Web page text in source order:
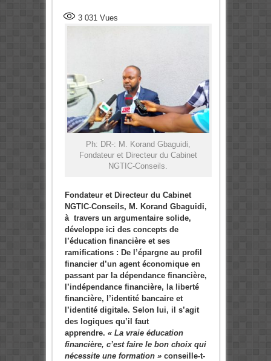
3 031Vues
Ph: DR-: M. Korand Gbaguidi,
Fondateur et Directeur du Cabinet
NGTIC-Conseils.
Fondateur et Directeur du Cabinet
NGTIC-Conseils, M. Korand Gbaguidi,
à travers un argumentaire solide,
développe ici des concepts de
l’éducation financière et ses
ramifications : De l’épargne au profil
financier d’un agent économique en
passant par la dépendance financière,
l’indépendance financière, la liberté
financière, l’identité bancaire et
l’identité digitale. Selon lui, il s’agit
des logiques qu’il faut
apprendre. « La vraie éducation
financière, c’est faire le bon choix qui
nécessite une formation » conseille-t-